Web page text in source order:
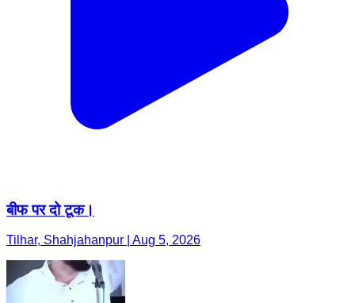
बीफ पर दो टूक।
Tilhar, Shahjahanpur | Aug 5, 2026